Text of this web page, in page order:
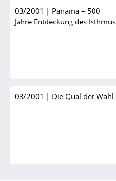
03/2001 | Panama – 500
Jahre Entdeckung des Isthmus
03/2001 | Die Qual der Wahl